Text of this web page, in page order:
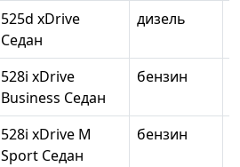
525d xDrive
Седан
дизель
528i xDrive
Business Седан
бензин
528i xDrive M
Sport Седан
бензин